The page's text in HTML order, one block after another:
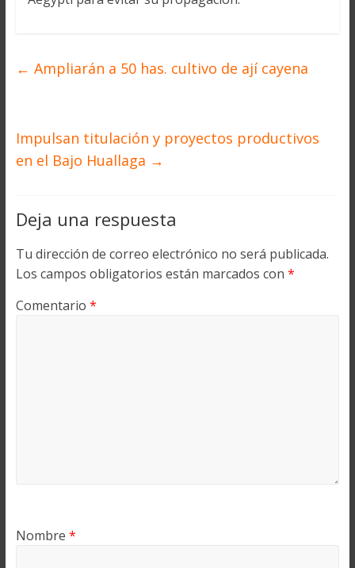
← Ampliarán a 50 has. cultivo de ají cayena
Impulsan titulación y proyectos productivos
en el Bajo Huallaga →
Deja una respuesta
Tu dirección de correo electrónico no será publicada.
Los campos obligatorios están marcados con *
Comentario *
Nombre *